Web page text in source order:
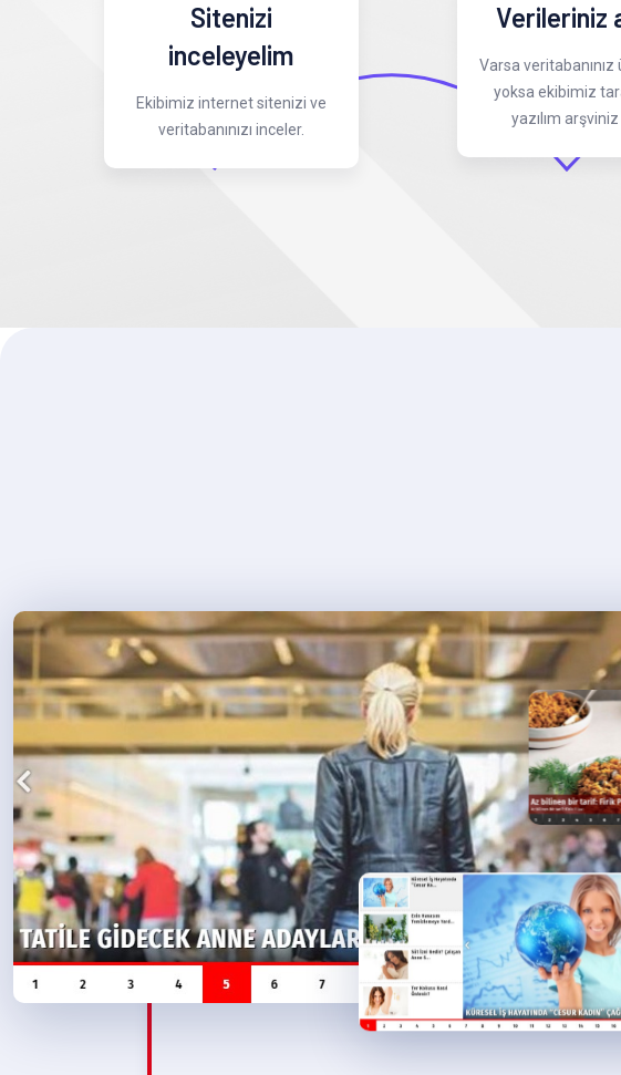
Sitenizi
inceleyelim
Ekibimiz internet sitenizi ve
veritabanınızı inceler.
Verileriniz
Varsa
yoksa ekibimiz
yazılım arşviniz